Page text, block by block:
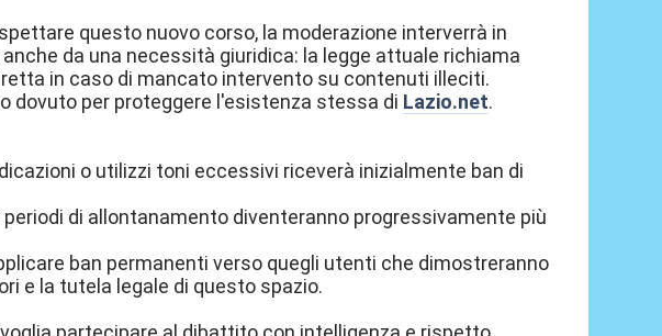
questo nuovo corso, la moderazione interverrà in
da una necessità giuridica: la legge attuale richiama
in caso di mancato intervento su contenuti illeciti.
dovuto per proteggere l'esistenza stessa di Lazio.net.
o utilizzi toni eccessivi riceverà inizialmente ban di
periodi di allontanamento diventeranno progressivamente più
ban permanenti verso quegli utenti che dimostreranno
e la tutela legale di questo spazio.